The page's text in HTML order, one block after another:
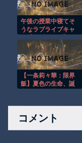
午後の授業中寝てそ
うなラブライブキャ
【一条莉々華：限界
飯】夏色の生命、誕
コメント